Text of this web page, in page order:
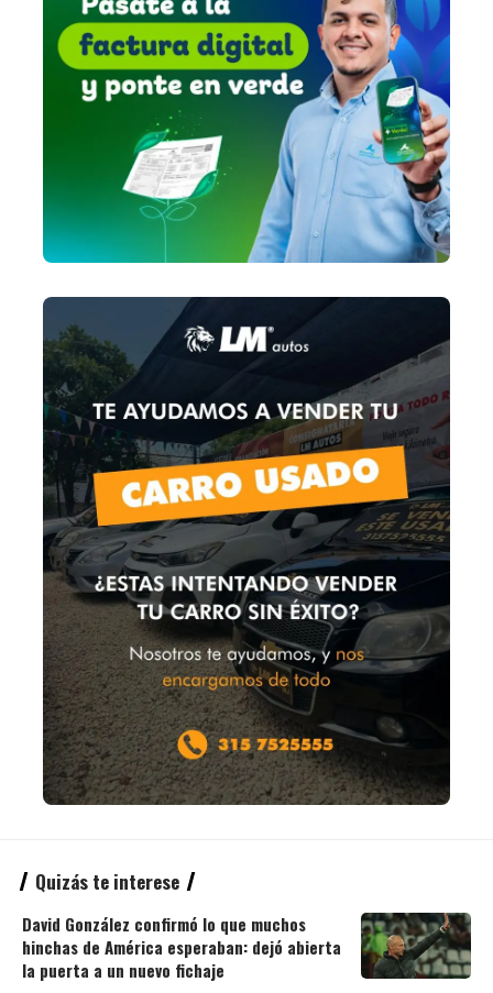
Quizás te interese
David González confirmó lo que muchos
hinchas de América esperaban: dejó abierta
la puerta a un nuevo fichaje